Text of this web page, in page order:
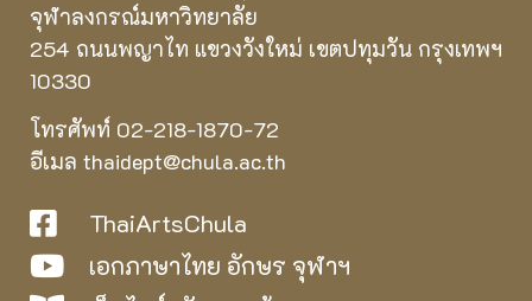
จุฬาลงกรณ์มหาวิทยาลัย
254 ถนนพญาไท แขวงวังใหม่ เขตปทุมวัน กรุงเทพฯ
10330
โทรศัพท์ 02-218-1870-72
อีเมล thaidept@chula.ac.th
ThaiArtsChula
เอกภาษาไทย อักษร จุฬาฯ